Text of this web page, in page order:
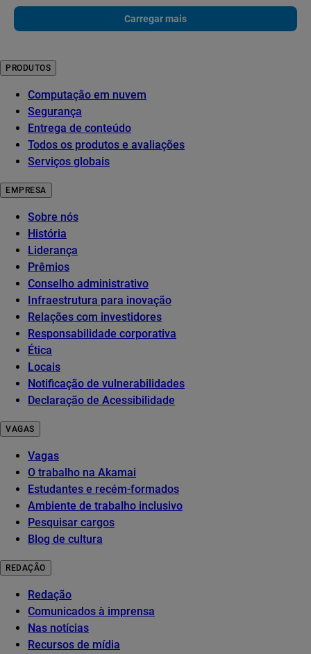
Carregar mais
PRODUTOS
Computação em nuvem
Segurança
Entrega de conteúdo
Todos os produtos e avaliações
Serviços globais
EMPRESA
Sobre nós
História
Liderança
Prêmios
Conselho administrativo
Infraestrutura para inovação
Relações com investidores
Responsabilidade corporativa
Ética
Locais
Notificação de vulnerabilidades
Declaração de Acessibilidade
VAGAS
Vagas
O trabalho na Akamai
Estudantes e recém-formados
Ambiente de trabalho inclusivo
Pesquisar cargos
Blog de cultura
REDAÇÃO
Redação
Comunicados à imprensa
Nas notícias
Recursos de mídia